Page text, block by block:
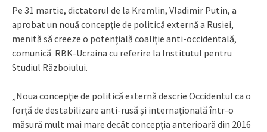
Pe 31 martie, dictatorul de la Kremlin, Vladimir Putin, a
aprobat un nouă concepţie de politică externă a Rusiei,
menită să creeze o potențială coaliție anti-occidentală,
comunică RBK-Ucraina cu referire la Institutul pentru
Studiul Războiului.
„Noua concepţie de politică externă descrie Occidentul ca o
forță de destabilizare anti-rusă și internațională într-o
măsură mult mai mare decât concepţia anterioară din 2016